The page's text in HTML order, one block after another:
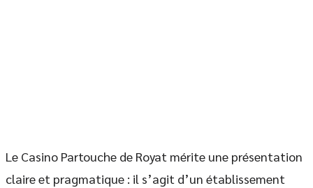
Le Casino Partouche de Royat mérite une présentation
claire et pragmatique : il s’agit d’un établissement